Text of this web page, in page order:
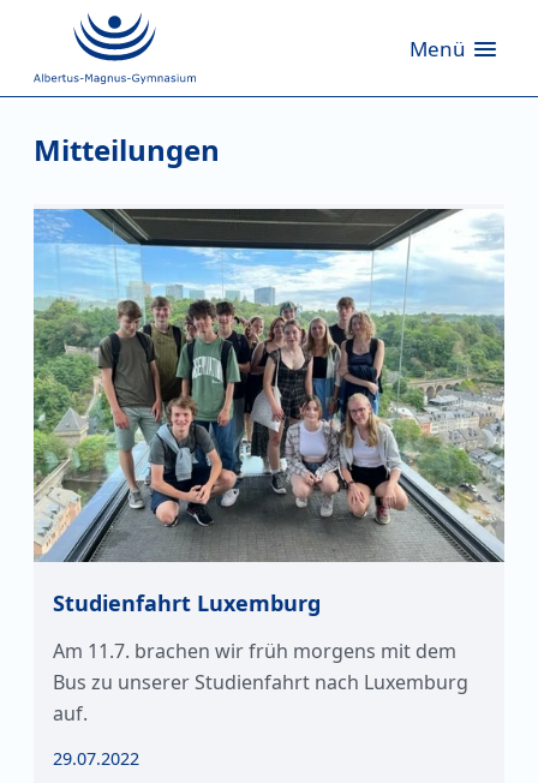
Menü
Mitteilungen
Studienfahrt Luxemburg
Am 11.7. brachen wir früh morgens mit dem
Bus zu unserer Studienfahrt nach Luxemburg
auf.
29.07.2022